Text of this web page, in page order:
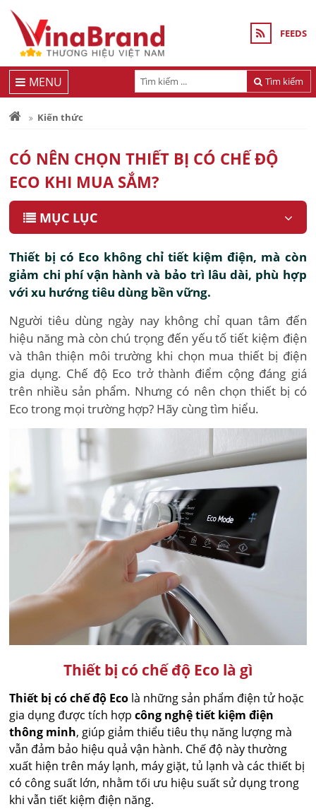
FEEDS
Tìm kiếm
MENU
Kiến thức
CÓ NÊN CHỌN THIẾT BỊ CÓ CHẾ ĐỘ
ECO KHI MUA SẮM?
MỤC LỤC
Thiết bị có Eco không chỉ tiết kiệm điện, mà còn
giảm chi phí vận hành và bảo trì lâu dài, phù hợp
với xu hướng tiêu dùng bền vững.
Người tiêu dùng ngày nay không chỉ quan tâm đến
hiệu năng mà còn chú trọng đến yếu tố tiết kiệm điện
và thân thiện môi trường khi chọn mua thiết bị điện
gia dụng. Chế độ Eco trở thành điểm cộng đáng giá
trên nhiều sản phẩm. Nhưng có nên chọn thiết bị có
Eco trong mọi trường hợp? Hãy cùng tìm hiểu.
Thiết bị có chế độ Eco là gì
Thiết bị có chế độ Eco là những sản phẩm điện tử hoặc
gia dụng được tích hợpcông nghệ tiết kiệm điện
thông minh, giúp giảm thiểu tiêu thụ năng lượng mà
vẫn đảm bảo hiệu quả vận hành. Chế độ này thường
xuất hiện trên máy lạnh, máy giặt, tủ lạnh và các thiết bị
có công suất lớn, nhằm tối ưu hiệu suất sử dụng trong
khi vẫn tiết kiệm điện năng.